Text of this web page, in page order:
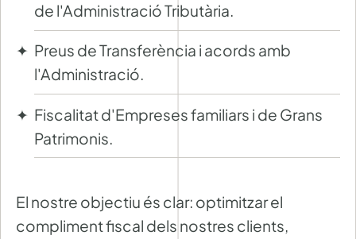
de l'Administració Tributària.
Preus de Transferència i acords amb
l'Administració.
Fiscalitat d'Empreses familiars i de Grans
Patrimonis.
El nostre objectiu és clar: optimitzar el
compliment fiscal dels nostres clients,